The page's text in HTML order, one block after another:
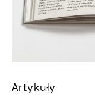
Artykuły